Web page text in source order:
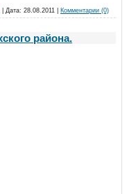
Дата: 28.08.2011 Комментарии (0)
района.